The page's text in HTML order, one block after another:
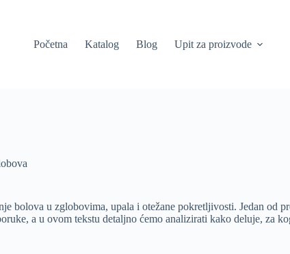
Početna
Katalog Blog Upit za proizvode
bolova u zglobovima, upala i otežane pokretljivosti. Jedan od
a u ovom tekstu detaljno ćemo analizirati kako deluje, za